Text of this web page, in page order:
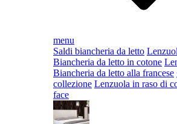
menu
Saldi biancheria da letto
Biancheria da letto in cotone
Biancheria da letto alla francese
collezione Lenzuola in raso di
face